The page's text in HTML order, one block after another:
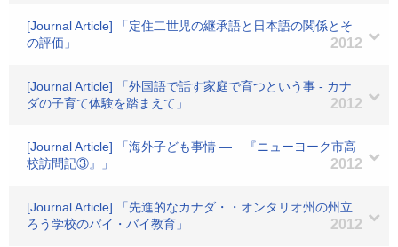
[Journal Article] 「定住二世児の継承語と日本語の関係とそ
の評価」
2012
[Journal Article] 「外国語で話す家庭で育つという事 - カナ
ダの子育て体験を踏まえて」
2012
[Journal Article] 「海外子ども事情 ― 『ニューヨーク市高
校訪問記③』」
2012
[Journal Article] 「先進的なカナダ・・オンタリオ州の州立
ろう学校のバイ・バイ教育」
2012